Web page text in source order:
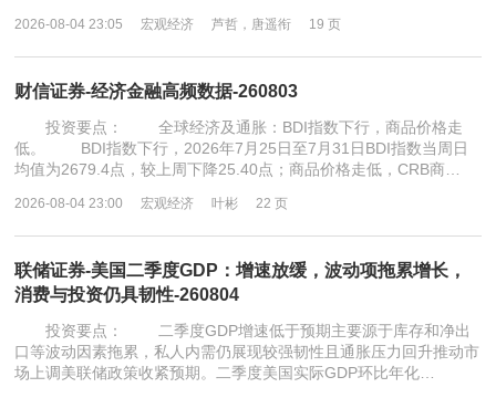
2026-08-04 23:05 宏观经济 芦哲，唐遥衔 19 页
财信证券-经济金融高频数据-260803
投资要点： 全球经济及通胀：BDI指数下行，商品价格走
低。 BDI指数下行，2026年7月25日至7月31日BDI指数当周日
均值为2679.4点，较上周下降25.40点；商品价格走低，CRB商…
2026-08-04 23:00 宏观经济 叶彬 22 页
联储证券-美国二季度GDP：增速放缓，波动项拖累增长，
消费与投资仍具韧性-260804
投资要点： 二季度GDP增速低于预期主要源于库存和净出
口等波动因素拖累，私人内需仍展现较强韧性且通胀压力回升推动市
场上调美联储政策收紧预期。二季度美国实际GDP环比年化…